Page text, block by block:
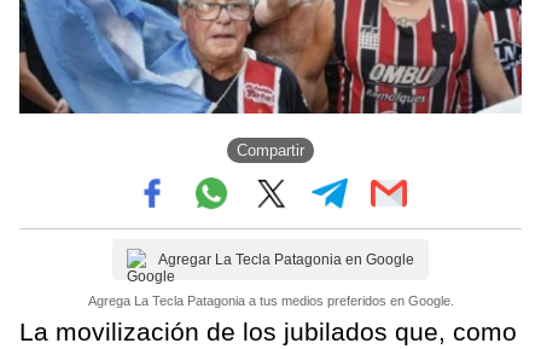
Compartir
Agregar La Tecla Patagonia en Google
Agrega La Tecla Patagonia a tus medios preferidos en Google.
La movilización de los jubilados que, como